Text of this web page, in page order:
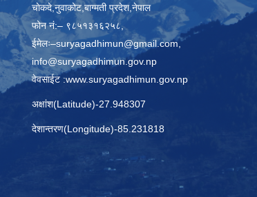
चाेकदे,नुवाकोट,बाग्मती प्रदेश,नेपाल
फोन नं:– ९८५१३१६२५८,
ईमेलः–suryagadhimun@gmail.com,
info@suryagadhimun.gov.np
वेवसाईट :www.suryagadhimun.gov.np
अक्षांश(Latitude)-27.948307
देशान्तरण(Longitude)-85.231818